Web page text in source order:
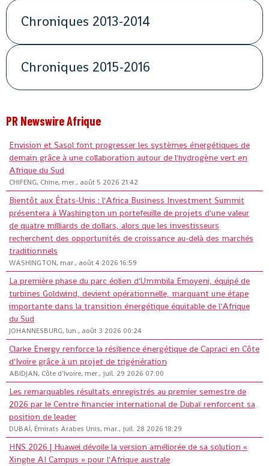
Chroniques 2013-2014
Chroniques 2015-2016
PR Newswire Afrique
Envision et Sasol font progresser les systèmes énergétiques de
demain grâce à une collaboration autour de l'hydrogène vert en
Afrique du Sud
CHIFENG, Chine, mer., août 5 2026 21:42
Bientôt aux États-Unis : l'Africa Business Investment Summit
présentera à Washington un portefeuille de projets d'une valeur
de quatre milliards de dollars, alors que les investisseurs
recherchent des opportunités de croissance au-delà des marchés
traditionnels
WASHINGTON, mar., août 4 2026 16:59
La première phase du parc éolien d'Ummbila Emoyeni, équipé de
turbines Goldwind, devient opérationnelle, marquant une étape
importante dans la transition énergétique équitable de l'Afrique
du Sud
JOHANNESBURG, lun., août 3 2026 00:24
Clarke Energy renforce la résilience énergétique de Capraci en Côte
d'Ivoire grâce à un projet de trigénération
ABIDJAN, Côte d'Ivoire, mer., juil. 29 2026 07:00
Les remarquables résultats enregistrés au premier semestre de
2026 par le Centre financier international de Dubaï renforcent sa
position de leader
DUBAÏ, Émirats Arabes Unis, mar., juil. 28 2026 18:29
HNS 2026 | Huawei dévoile la version améliorée de sa solution «
Xinghe AI Campus » pour l'Afrique australe